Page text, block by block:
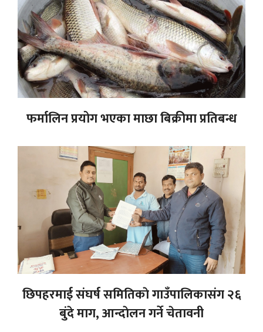
फर्मालिन प्रयोग भएका माछा बिक्रीमा प्रतिबन्ध
छिपहरमाई संघर्ष समितिकाे गाउँपालिकासंग २६
बुंदे माग, आन्दाेलन गर्ने चेतावनी